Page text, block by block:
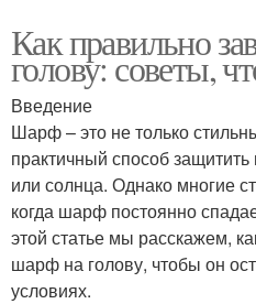
Как правильно
голову: советы,
Введение
Шарф – это не только
практичный способ
или солнца. Однако многие
когда шарф постоянно
этой статье мы расскажем,
шарф на голову, чтобы он
условиях.